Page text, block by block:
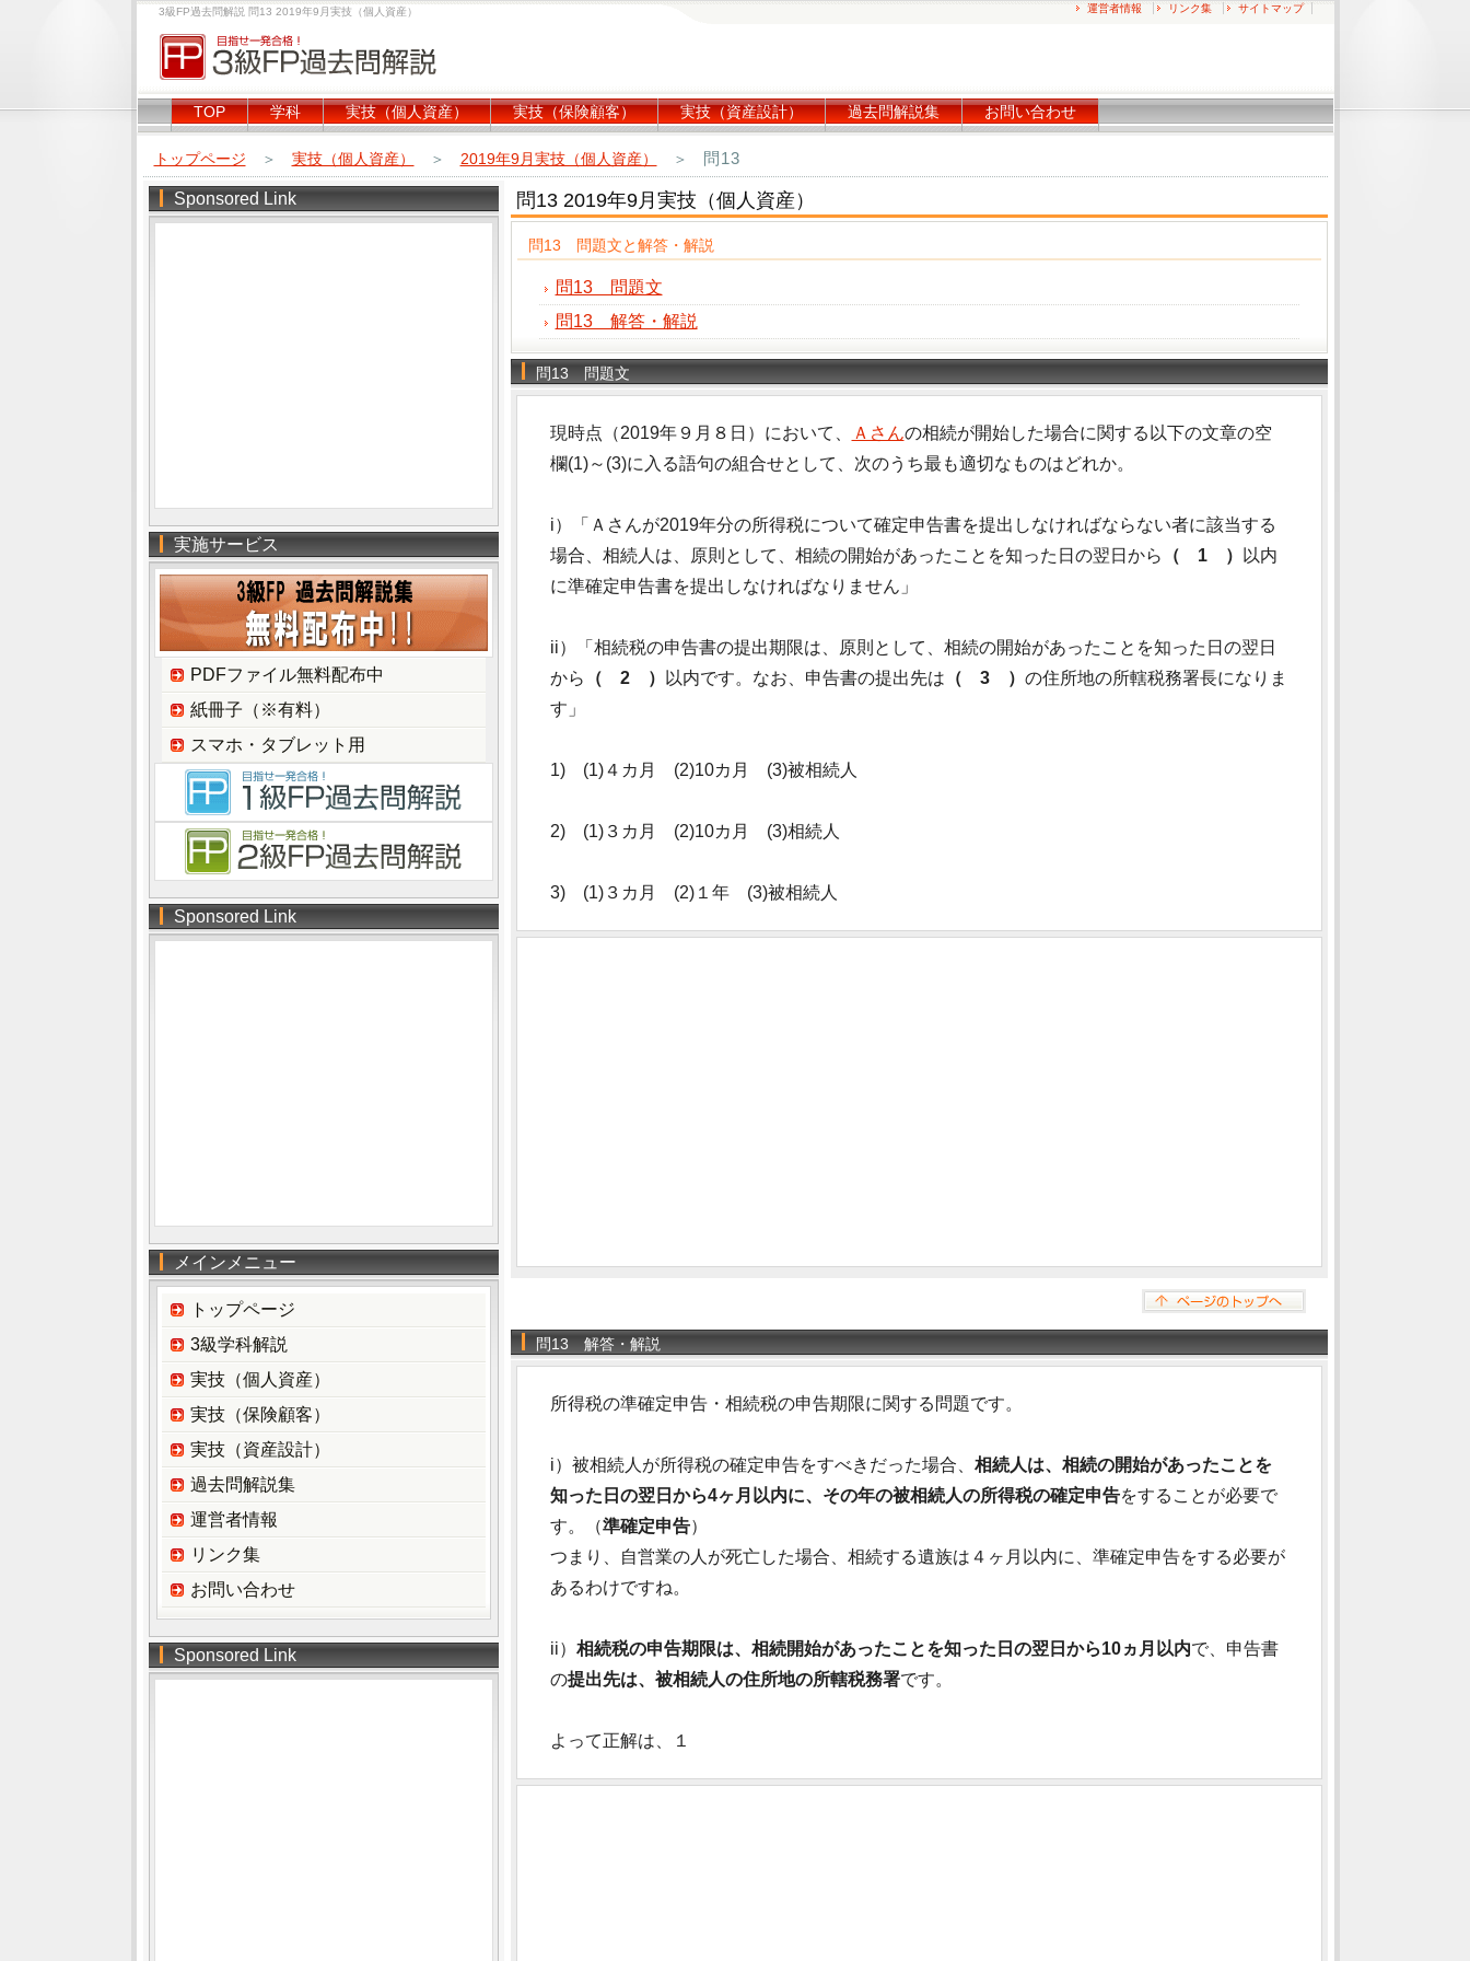
3級FP過去問解説 問13 2019年9月実技（個人資産） 運営者情報 リンク集 サイトマップ
TOP 学科 実技（個人資産） 実技（保険顧客） 実技（資産設計） 過去問解説集 お問い合わせ
トップページ ＞ 実技（個人資産） ＞ 2019年9月実技（個人資産） ＞ 問13
問13 2019年9月実技（個人資産）
問13 問題文と解答・解説
問13 問題文
問13 解答・解説
問13 問題文
現時点（2019年９月８日）において、 Ａさんの相続が開始した場合に関する以下の文章の空
欄(1)～(3)に入る語句の組合せとして、次のうち最も適切なものはどれか。
i）「Ａさんが2019年分の所得税について確定申告書を提出しなければならない者に該当する
場合、相続人は、原則として、相続の開始があったことを知った日の翌日から （ 1 ）
以内
に準確定申告書を提出しなければなりません」
ii）「相続税の申告書の提出期限は、原則として、相続の開始があったことを知った日の翌日
から （ 2 ） 以内です。なお、申告書の提出先は （ 3 ） の住所地の所轄税務署長になりま
す」
1) (1)４カ月 (2)10カ月 (3)被相続人
2) (1)３カ月 (2)10カ月 (3)相続人
3) (1)３カ月 (2)１年 (3)被相続人
問13 解答・解説
所得税の準確定申告・相続税の申告期限に関する問題です。
i）被相続人が所得税の確定申告をすべきだった場合、 相続人は、相続の開始があったことを
知った日の翌日から4ヶ月以内に、その年の被相続人の所得税の確定申告をすることが必要で
す。（準確定申告）
つまり、自営業の人が死亡した場合、相続する遺族は４ヶ月以内に、準確定申告をする必要が
あるわけですね。
ii） 相続税の申告期限は、相続開始があったことを知った日の翌日から10ヵ月以内で、申告書
の提出先は、被相続人の住所地の所轄税務署です。
よって正解は、１
Sponsored Link
実施サービス
PDFファイル無料配布中
紙冊子（※有料）
スマホ・タブレット用
Sponsored Link
メインメニュー
トップページ
3級学科解説
実技（個人資産）
実技（保険顧客）
実技（資産設計）
過去問解説集
運営者情報
リンク集
お問い合わせ
Sponsored Link